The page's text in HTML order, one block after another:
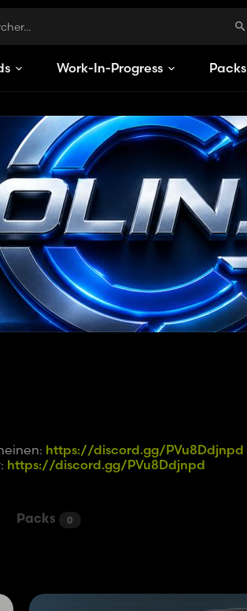
Work-In-Progress Packs
https://discord.gg/PVu8Ddjnpd
https://discord.gg/PVu8Ddjnpd
Packs 0